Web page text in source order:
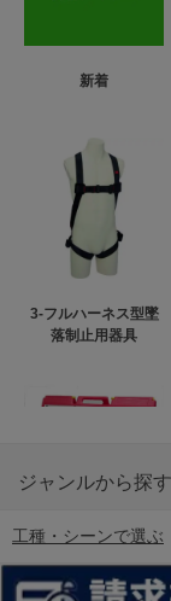
新着
3-フルハーネス型墜
落制止用器具
6-矢印板/LED矢印板
ジャンルから探す
工種・シーンで選ぶ